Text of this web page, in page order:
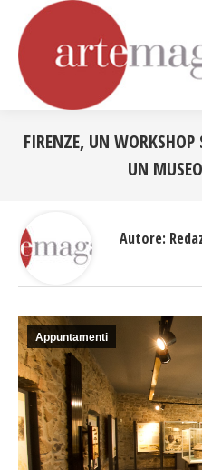
FIRENZE, UN
UN
Appuntamenti
Autore: